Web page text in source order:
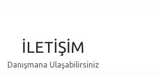
İLETİŞİM
Danışmana Ulaşabilirsiniz